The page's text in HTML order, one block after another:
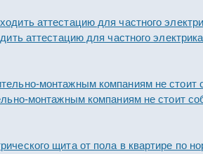
аттестацию для частного
монтажным компаниям не стоит